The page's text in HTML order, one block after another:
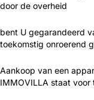
door de overheid
bent U gegarandeerd
toekomstig onroerend
Aankoop van een
IMMOVILLA staat voor